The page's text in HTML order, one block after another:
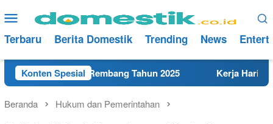
ke
konten
Menu
Mobile
Terbaru Berita Domestik Trending News
Konten Spesial
di Rembang Tahun 2025 Kerja Hari Ini
Beranda Hukum dan Pemerintahan